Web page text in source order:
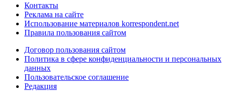
Контакты
Реклама на сайте
Использование материалов korrespondent.net
Правила пользования сайтом
Договор пользования сайтом
Политика в сфере конфиденциальности и персональных
данных
Пользовательское соглашение
Редакция